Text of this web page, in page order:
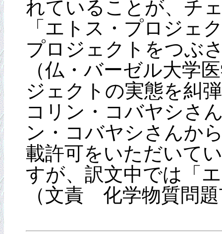
れていることが、チ
「エトス・プロジェ
プロジェクトをつぶ
（仏・バーゼル大学
ジェクトの実態を糾
コリン・コバヤシさ
ン・コバヤシさんか
載許可をいただいて
すが、訳文中では「
（文責 化学物質問